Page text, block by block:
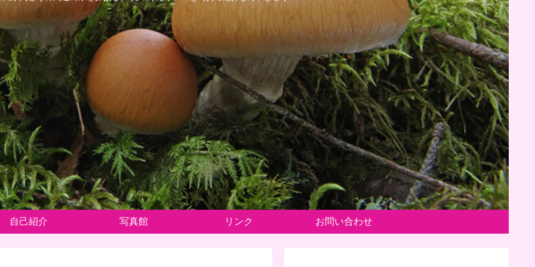
自己紹介 写真館 リンク お問い合わせ